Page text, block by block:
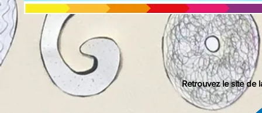
Retrouvez le site de